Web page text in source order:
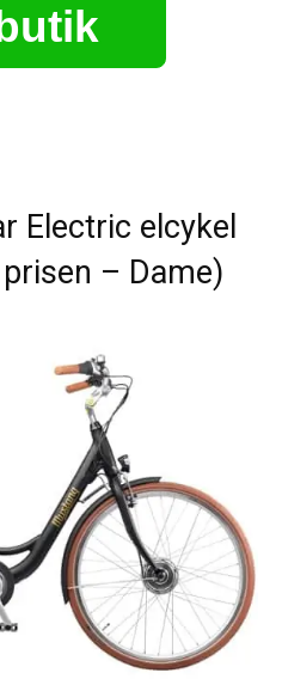
Electric elcykel
– Dame)